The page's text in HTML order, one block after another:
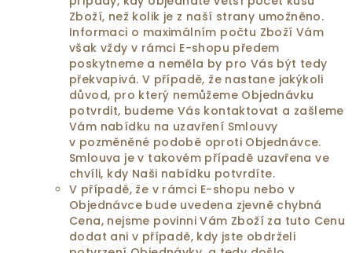
Zboží, než kolik je z naší strany umožněno.
Informaci o maximálním počtu Zboží Vám
však vždy v rámci E-shopu předem
poskytneme a neměla by pro Vás být tedy
překvapivá. V případě, že nastane jakýkoli
důvod, pro který nemůžeme Objednávku
potvrdit, budeme Vás kontaktovat a zašleme
Vám nabídku na uzavření Smlouvy
v pozměněné podobě oproti Objednávce.
Smlouva je v takovém případě uzavřena ve
chvíli, kdy Naši nabídku potvrdíte.
V případě, že v rámci E-shopu nebo v
Objednávce bude uvedena zjevně chybná
Cena, nejsme povinni Vám Zboží za tuto Cenu
dodat ani v případě, kdy jste obdrželi